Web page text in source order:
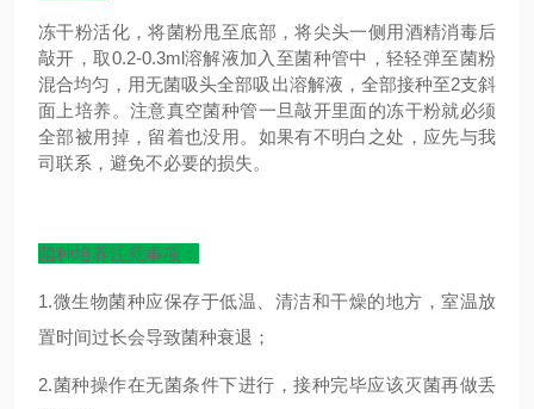
冻干粉活化，将菌粉甩至底部，将尖头一侧用酒精消毒后
敲开，取0.2-0.3ml溶解液加入至菌种管中，轻轻弹至菌粉
混合均匀，用无菌吸头全部吸出溶解液，全部接种至2支斜
面上培养。注意真空菌种管一旦敲开里面的冻干粉就必须
全部被用掉，留着也没用。如果有不明白之处，应先与我
司联系，避免不必要的损失。
菌种培养注意事项：
1.微生物菌种应保存于低温、清洁和干燥的地方，室温放
置时间过长会导致菌种衰退；
2.菌种操作在无菌条件下进行，接种完毕应该灭菌再做丢